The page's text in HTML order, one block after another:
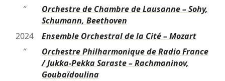
″
Orchestre de Chambre de Lausanne – Sohy,
Schumann, Beethoven
2024
Ensemble Orchestral de la Cité – Mozart
″
Orchestre Philharmonique de Radio France
/ Jukka-Pekka Saraste – Rachmaninov,
Goubaïdoulina